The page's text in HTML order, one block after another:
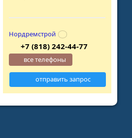
Нордремстрой
+7 (818) 242-44-77
все телефоны
отправить запрос